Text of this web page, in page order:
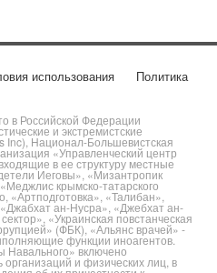
использования
Политика
в Российской Федерации
и экстремистские
Inc), Национал-Большевистская
«Управленческий центр
в ее структуру местные
Иеговы», «Мизантропик
крымско-татарского
«Артподготовка», «Талибан»,
ан-Нусра», «Джебхат ан-
«Украинская повстанческая
(ФБК), «Альянс врачей» -
функции иноагентов.
включено
и физических лиц, в